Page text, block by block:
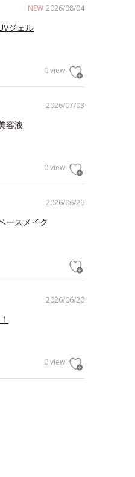
NEW 2026/08/04
ジェル
0 view
2026/07/03
容液
0 view
2026/06/29
ースメイク
2026/06/20
0 view